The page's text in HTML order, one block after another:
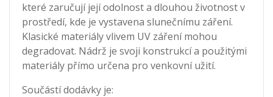
které zaručují její odolnost a dlouhou životnost v
prostředí, kde je vystavena slunečnímu záření.
Klasické materiály vlivem UV záření mohou
degradovat. Nádrž je svoji konstrukcí a použitými
materiály přímo určena pro venkovní užití.
Součástí dodávky je: